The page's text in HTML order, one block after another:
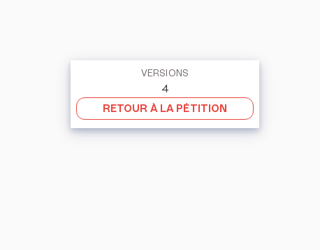
VERSIONS
4
RETOUR À LA PÉTITION